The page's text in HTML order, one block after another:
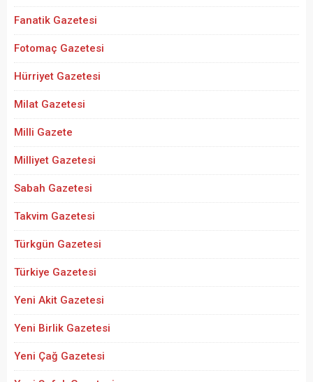
Fanatik Gazetesi
Fotomaç Gazetesi
Hürriyet Gazetesi
Milat Gazetesi
Milli Gazete
Milliyet Gazetesi
Sabah Gazetesi
Takvim Gazetesi
Türkgün Gazetesi
Türkiye Gazetesi
Yeni Akit Gazetesi
Yeni Birlik Gazetesi
Yeni Çağ Gazetesi